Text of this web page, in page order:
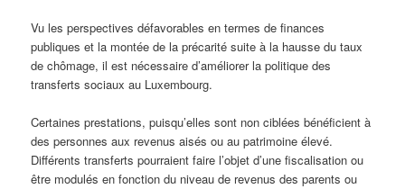
Vu les perspectives défavorables en termes de finances
publiques et la montée de la précarité suite à la hausse du taux
de chômage, il est nécessaire d’améliorer la politique des
transferts sociaux au Luxembourg.
Certaines prestations, puisqu’elles sont non ciblées bénéficient à
des personnes aux revenus aisés ou au patrimoine élevé.
Différents transferts pourraient faire l’objet d’une fiscalisation ou
être modulés en fonction du niveau de revenus des parents ou